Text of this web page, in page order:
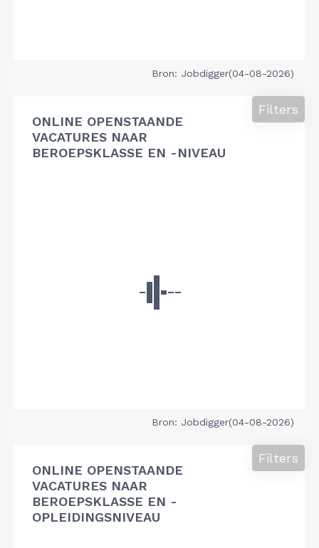
Bron: Jobdigger(04-08-2026)
ONLINE OPENSTAANDE
VACATURES NAAR
BEROEPSKLASSE EN -NIVEAU
Filters
Bron: Jobdigger(04-08-2026)
ONLINE OPENSTAANDE
VACATURES NAAR
BEROEPSKLASSE EN -
OPLEIDINGSNIVEAU
Filters